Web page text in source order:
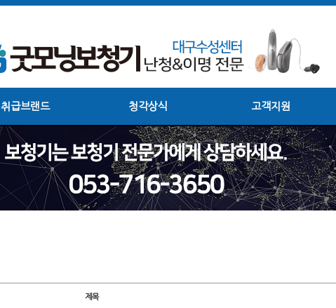
취급브랜드 청각상식 고객지원
제목